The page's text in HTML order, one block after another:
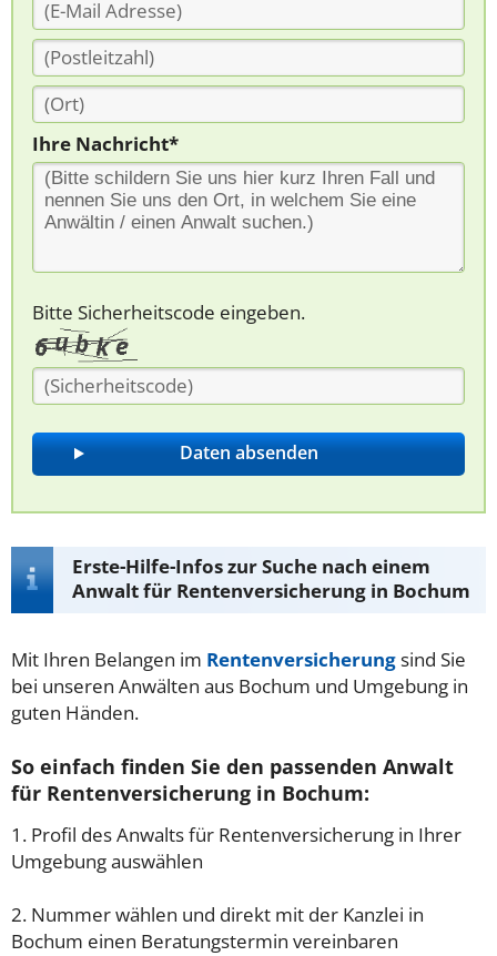
Ihre Nachricht*
Bitte Sicherheitscode eingeben.
Erste-Hilfe-Infos zur Suche nach einem
Anwalt für Rentenversicherung in Bochum
Mit Ihren Belangen im Rentenversicherungsind Sie
bei unseren Anwälten aus Bochum und Umgebung in
guten Händen.
So einfach finden Sie den passenden Anwalt
für Rentenversicherung in Bochum:
1. Profil des Anwalts für Rentenversicherung in Ihrer
Umgebung auswählen
2. Nummer wählen und direkt mit der Kanzlei in
Bochum einen Beratungstermin vereinbaren